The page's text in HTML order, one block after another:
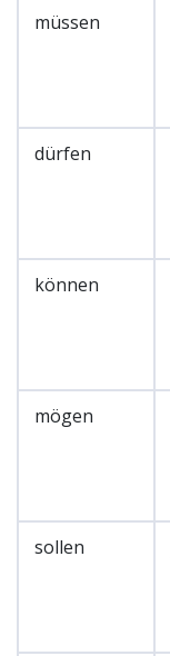
müssen
dürfen
können
mögen
sollen